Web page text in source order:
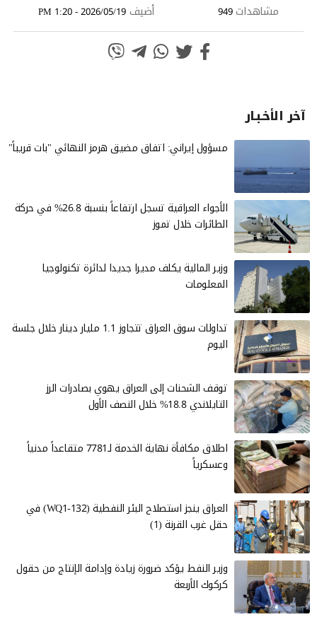
مشاهدات949 أضيف 2026/05/19 - 1:20 PM
آخر الأخـبـار
مسؤول إيراني: اتفاق مضيق هرمز النهائي "بات قريباً"
الأجواء العراقية تسجل ارتفاعاً بنسبة 26.8% في حركة
الطائرات خلال تموز
وزير المالية يكلف مديرا جديدا لدائرة تكنولوجيا
المعلومات
تداولات سوق العراق تتجاوز 1.1 مليار دينار خلال جلسة
اليوم
توقف الشحنات إلى العراق يهوي بصادرات الرز
التايلاندي 18.8% خلال النصف الأول
اطلاق مكافأة نهاية الخدمة لـ7781 متقاعداً مدنياً
وعسكرياً
العراق ينجز استصلاح البئر النفطية (WQ1-132) في
حقل غرب القرنة (1)
وزير النفط يؤكد ضرورة زيادة وإدامة الإنتاج من حقول
كركوك الأربعة